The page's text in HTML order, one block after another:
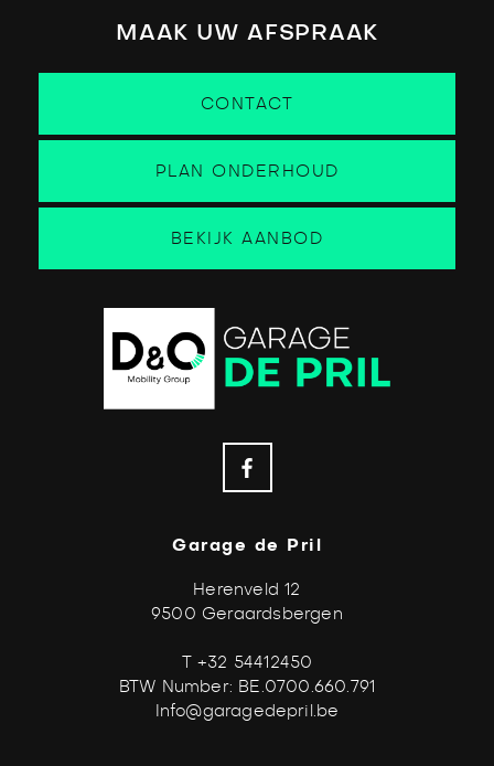
MAAK UW AFSPRAAK
CONTACT
PLAN ONDERHOUD
BEKIJK AANBOD
Garage de Pril
Herenveld 12
9500 Geraardsbergen
T +32 54412450
BTW Number: BE.0700.660.791
Info@garagedepril.be